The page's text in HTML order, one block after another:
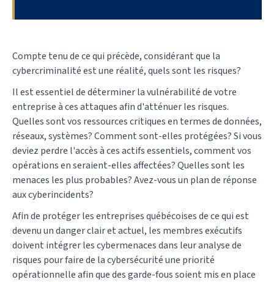
Compte tenu de ce qui précède, considérant que la
cybercriminalité est une réalité, quels sont les risques?
Il est essentiel de déterminer la vulnérabilité de votre
entreprise à ces attaques afin d'atténuer les risques.
Quelles sont vos ressources critiques en termes de données,
réseaux, systèmes? Comment sont-elles protégées? Si vous
deviez perdre l'accès à ces actifs essentiels, comment vos
opérations en seraient-elles affectées? Quelles sont les
menaces les plus probables? Avez-vous un plan de réponse
aux cyberincidents?
Afin de protéger les entreprises québécoises de ce qui est
devenu un danger clair et actuel, les membres exécutifs
doivent intégrer les cybermenaces dans leur analyse de
risques pour faire de la cybersécurité une priorité
opérationnelle afin que des garde-fous soient mis en place